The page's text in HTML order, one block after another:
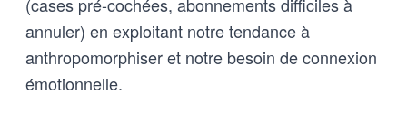
annuler) en exploitant notre tendance à
anthropomorphiser et notre besoin de connexion
émotionnelle.